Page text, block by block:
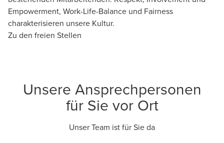
Empowerment, Work-Life-Balance und Fairness
charakterisieren unsere Kultur.
Zu den freien Stellen
Unsere Ansprechpersonen
für Sie vor Ort
Unser Team ist für Sie da